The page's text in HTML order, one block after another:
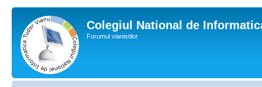
Colegiul National de
Forumul vianistilor